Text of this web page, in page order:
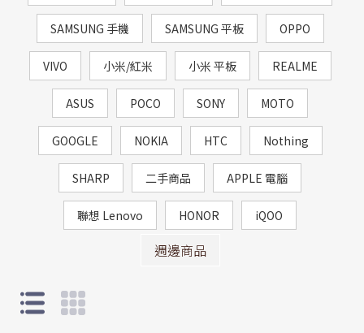
SAMSUNG 手機 SAMSUNG 平板 OPPO
VIVO 小米/紅米 小米 平板 REALME
ASUS POCO SONY MOTO
GOOGLE NOKIA HTC Nothing
SHARP 二手商品 APPLE 電腦
聯想 Lenovo HONOR iQOO
週邊商品